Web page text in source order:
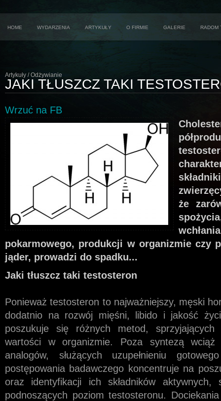
Artykuły / Odżywianie
JAKI TŁUSZCZ TAKI
Wrzuć na FB
że
pokarmowego, produkcji w organizmie czy
jąder, prowadzi do spadku...
Jaki tłuszcz taki testosteron
Ponieważ testosteron to najważniejszy, męski
dodatnio na rozwój mięśni, libido i jakość
poszukuje się różnych metod,
wartości w organizmie. Poza syntezą
analogów, służących uzupełnieniu
postępowania badawczego koncentruje na
oraz identyfikacji ich składników aktywnych,
podnoszących poziom testosteronu.
HOME WYDARZENIA ARTYKUŁY O FIRMIE GALERIE RADOM